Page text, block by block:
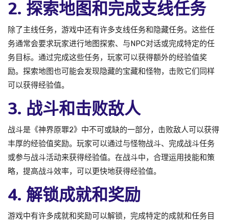
2. 探索地图和完成支线任务
除了主线任务，游戏中还有许多支线任务和隐藏任务。这些任
务通常会要求玩家进行地图探索、与NPC对话或完成特定的任
务目标。通过完成这些任务，玩家可以获得额外的经验值奖
励。探索地图也可能会发现隐藏的宝藏和怪物，击败它们同样
可以获得经验值。
3. 战斗和击败敌人
战斗是《神界原罪2》中不可或缺的一部分，击败敌人可以获得
丰厚的经验值奖励。玩家可以通过与怪物战斗、完成战斗任务
或参与战斗活动来获得经验值。在战斗中，合理运用技能和策
略，提高战斗效率，可以更快地获得经验值。
4. 解锁成就和奖励
游戏中有许多成就和奖励可以解锁，完成特定的成就和任务目